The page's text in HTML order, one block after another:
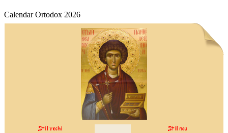
Calendar Ortodox 2026